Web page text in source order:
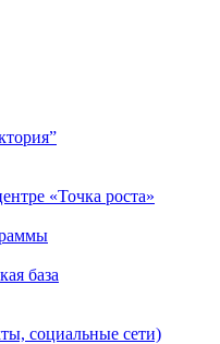
«Точка роста»
база
социальные сети)